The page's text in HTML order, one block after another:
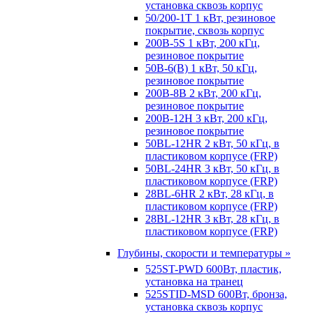
установка сквозь корпус
50/200-1T 1 кВт, резиновое
покрытие, сквозь корпус
200B-5S 1 кВт, 200 кГц,
резиновое покрытие
50B-6(B) 1 кВт, 50 кГц,
резиновое покрытие
200B-8B 2 кВт, 200 кГц,
резиновое покрытие
200B-12H 3 кВт, 200 кГц,
резиновое покрытие
50BL-12HR 2 кВт, 50 кГц, в
пластиковом корпусе (FRP)
50BL-24HR 3 кВт, 50 кГц, в
пластиковом корпусе (FRP)
28BL-6HR 2 кВт, 28 кГц, в
пластиковом корпусе (FRP)
28BL-12HR 3 кВт, 28 кГц, в
пластиковом корпусе (FRP)
Глубины, скорости и температуры »
525ST-PWD 600Вт, пластик,
установка на транец
525STID-MSD 600Вт, бронза,
установка сквозь корпус